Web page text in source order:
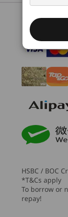
無可
這款筆記
尚、結構耐
料製成，符
記憶體
最高搭載 32GB
儲存空間
最高搭載 1TB
電池
48Whr
音效
2 x 2W 喇叭
Dolby Atmos
雙陣列麥克風
攝影機
Kensington
HDMI® 2.1 (
USB-C®
USB-C®
DisplayPort
USB-A (USB
耳機 / 麥克風組
起價
Up to AMD
Ryzen™ 7
(Supports Ryzen™
250)
作業系統
HSBC / BOC
*T&Cs apply
To borrow or
repay!